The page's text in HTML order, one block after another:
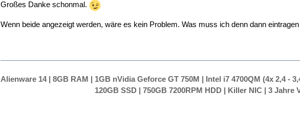
Großes Danke schonmal.
Wenn beide angezeigt werden, wäre es kein Problem. Was muss ich denn dann
Alienware 14 | 8GB RAM | 1GB nVidia Geforce GT 750M | Intel i7 4700QM (4x 2,4 -
120GB SSD | 750GB 7200RPM HDD | Killer NIC | 3